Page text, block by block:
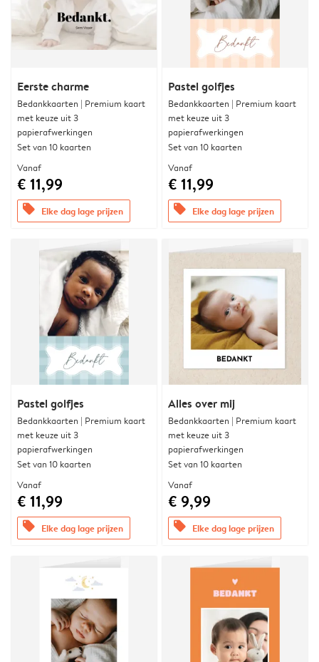
Eerste charme
Bedankkaarten | Premium kaart
met keuze uit 3
papierafwerkingen
Set van 10 kaarten
Vanaf
€ 11,99
offers Elke dag lage prijzen
Pastel golfjes
Bedankkaarten | Premium kaart
met keuze uit 3
papierafwerkingen
Set van 10 kaarten
Vanaf
€ 11,99
offers Elke dag lage prijzen
Pastel golfjes
Bedankkaarten | Premium kaart
met keuze uit 3
papierafwerkingen
Set van 10 kaarten
Vanaf
€ 11,99
offers Elke dag lage prijzen
Alles over mij
Bedankkaarten | Premium kaart
met keuze uit 3
papierafwerkingen
Set van 10 kaarten
Vanaf
€ 9,99
offers Elke dag lage prijzen